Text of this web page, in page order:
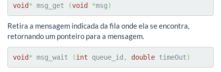
void* msg_get (void *msg)
Retira a mensagem indicada da fila onde ela se encontra,
retornando um ponteiro para a mensagem.
void* msg_wait (int queue_id , double timeOut)